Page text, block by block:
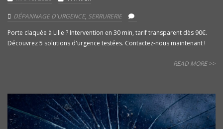
DÉPANNAGE D'URGENCE, SERRURERIE
Porte claquée à Lille ? Intervention en 30 min, tarif transparent dès 90€.
Découvrez 5 solutions d'urgence testées. Contactez-nous maintenant !
READ MORE >>